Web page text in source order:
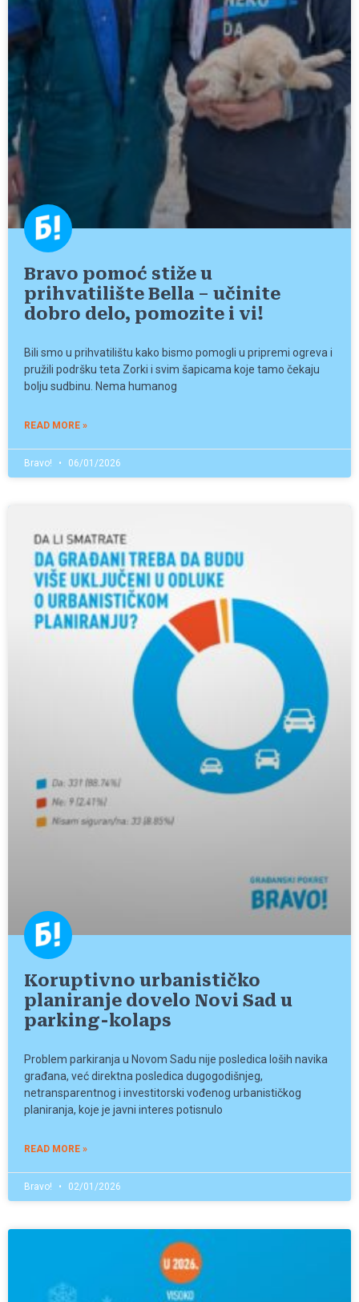
Bravo pomoć stiže u
prihvatilište Bella – učinite
dobro delo, pomozite i vi!
Bili smo u prihvatilištu kako bismo pomogli u pripremi ogreva i
pružili podršku teta Zorki i svim šapicama koje tamo čekaju
bolju sudbinu. Nema humanog
READ MORE »
Bravo! 06/01/2026
Koruptivno urbanističko
planiranje dovelo Novi Sad u
parking-kolaps
Problem parkiranja u Novom Sadu nije posledica loših navika
građana, već direktna posledica dugogodišnjeg,
netransparentnog i investitorski vođenog urbanističkog
planiranja, koje je javni interes potisnulo
READ MORE »
Bravo! 02/01/2026